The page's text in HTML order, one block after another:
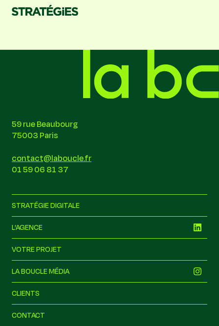
59 rue Beaubourg
75003 Paris
contact@laboucle.fr
01 59 06 81 37
STRATÉGIE DIGITALE
L’AGENCE
VOTRE PROJET
LA BOUCLE MÉDIA
CLIENTS
CONTACT